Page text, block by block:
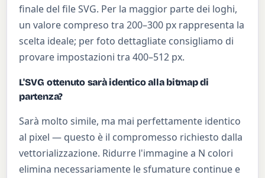
finale del file SVG. Per la maggior parte dei loghi,
un valore compreso tra 200–300 px rappresenta la
scelta ideale; per foto dettagliate consigliamo di
provare impostazioni tra 400–512 px.
L'SVG ottenuto sarà identico alla bitmap di
partenza?
Sarà molto simile, ma mai perfettamente identico
al pixel — questo è il compromesso richiesto dalla
vettorializzazione. Ridurre l'immagine a N colori
elimina necessariamente le sfumature continue e